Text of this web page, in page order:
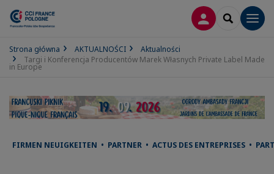
LOGOWANIE
SEARCH
Strona główna AKTUALNOŚCI
Aktualności
Targi i Konferencja Producentów Marek Własnych Private Label Made
in Europe
FIRMEN NEUIGKEITEN • PARTNER • ACTUS DES ENTREPRISES •